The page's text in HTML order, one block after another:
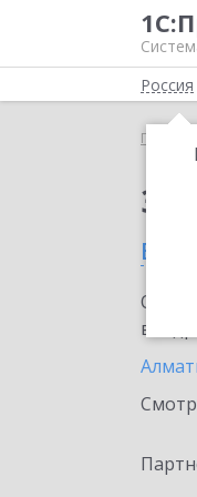
Россия
Главная
в